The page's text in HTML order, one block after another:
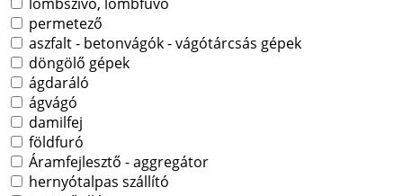
lombszívó, lombfúvó
permetező
aszfalt - betonvágók - vágótárcsás gépek
döngölő gépek
ágdaráló
ágvágó
damilfej
földfuró
Áramfejlesztő - aggregátor
hernyótalpas szállító